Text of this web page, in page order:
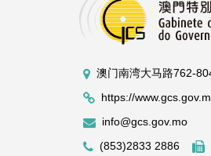
澳门南湾大马路762-
https://
info@gcs.gov.mo
(853)2833 2886